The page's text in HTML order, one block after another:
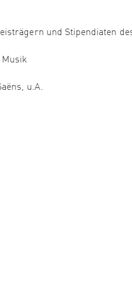
und Stipendiaten
Musik
u.A.